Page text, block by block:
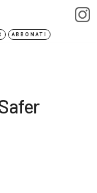
ABBONATI